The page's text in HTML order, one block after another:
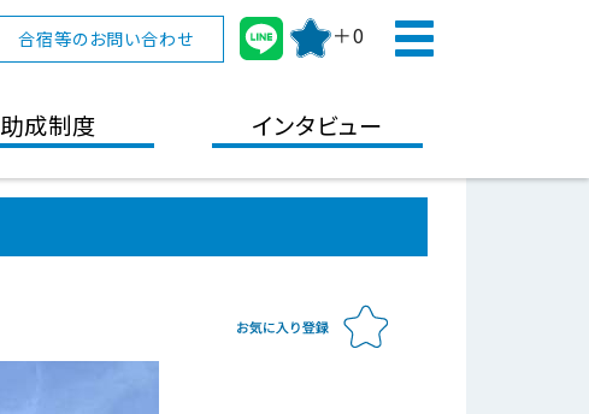
合宿等のお問い合わせ ＋0
助成制度 インタビュー